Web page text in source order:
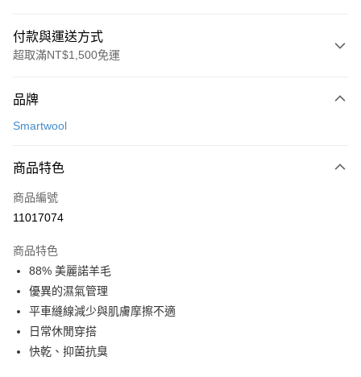
付款與運送方式
超取滿NT$1,500免運
信用卡一次付款
Apple Pay
悠遊付
7-11取貨(快速到店)
每筆NT$100，滿NT$1,500(含以上)免運費
宅配-本島
每筆NT$100，滿NT$1,500(含以上)免運費
品牌
Smartwool
商品特色
商品編號
11017074
商品特色
88% 美麗諾羊毛
優異的濕氣管理
平車縫線減少與肌膚摩擦不適
日常休閒穿搭
快乾、抑菌抗臭